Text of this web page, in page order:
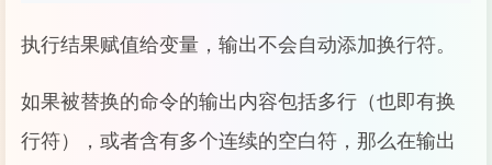
执行结果赋值给变量，输出不会自动添加换行符。
如果被替换的命令的输出内容包括多行（也即有换
行符），或者含有多个连续的空白符，那么在输出